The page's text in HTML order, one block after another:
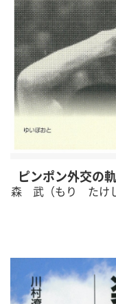
ピンポン外交の
森 武（もり たけ